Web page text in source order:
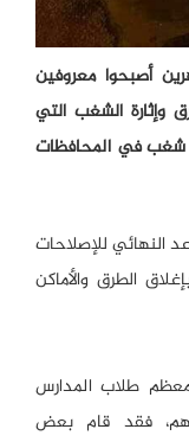
أصبحوا معروفين
وإثارة الشغب التي
شغب في المحافظات
النهائي للإصلاحات
الطرق والأماكن
طلاب المدارس
فقد قام بعض